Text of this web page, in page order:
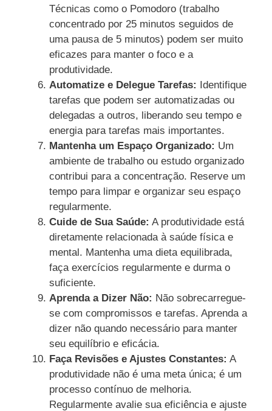
Técnicas como o Pomodoro (trabalho
concentrado por 25 minutos seguidos de
uma pausa de 5 minutos) podem ser muito
eficazes para manter o foco e a
produtividade.
Automatize e Delegue Tarefas: Identifique
tarefas que podem ser automatizadas ou
delegadas a outros, liberando seu tempo e
energia para tarefas mais importantes.
Mantenha um Espaço Organizado: Um
ambiente de trabalho ou estudo organizado
contribui para a concentração. Reserve um
tempo para limpar e organizar seu espaço
regularmente.
Cuide de Sua Saúde: A produtividade está
diretamente relacionada à saúde física e
mental. Mantenha uma dieta equilibrada,
faça exercícios regularmente e durma o
suficiente.
Aprenda a Dizer Não: Não sobrecarregue-
se com compromissos e tarefas. Aprenda a
dizer não quando necessário para manter
seu equilíbrio e eficácia.
Faça Revisões e Ajustes Constantes: A
produtividade não é uma meta única; é um
processo contínuo de melhoria.
Regularmente avalie sua eficiência e ajuste